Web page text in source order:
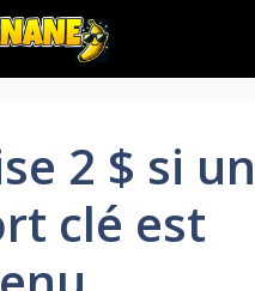
2 $ si un
clé est